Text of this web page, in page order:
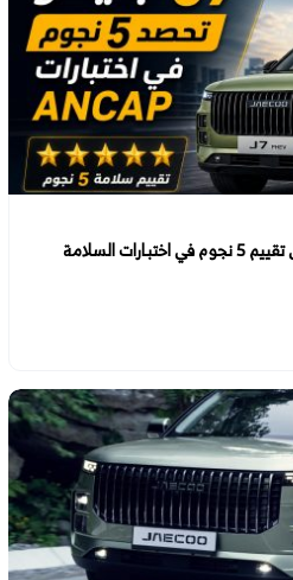
Jaecoo J7 “جايكو J7” تحصل على تقييم 5 نجوم في اختبارات السلامة